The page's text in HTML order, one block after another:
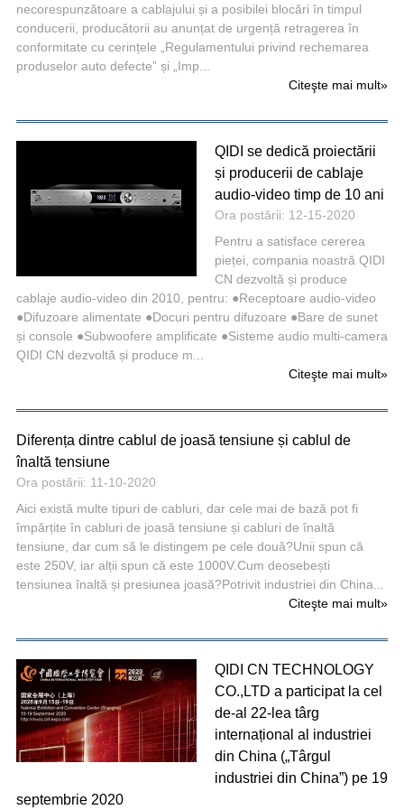
necorespunzătoare a cablajului și a posibilei blocări în timpul
conducerii, producătorii au anunțat de urgență retragerea în
conformitate cu cerințele „Regulamentului privind rechemarea
produselor auto defecte” și „Imp...
Citeşte mai mult»
QIDI se dedică proiectării
și producerii de cablaje
audio-video timp de 10 ani
Ora postării: 12-15-2020
Pentru a satisface cererea
pieței, compania noastră QIDI
CN dezvoltă și produce
cablaje audio-video din 2010, pentru: ●Receptoare audio-video
●Difuzoare alimentate ●Docuri pentru difuzoare ●Bare de sunet
și console ●Subwoofere amplificate ●Sisteme audio multi-camera
QIDI CN dezvoltă și produce m...
Citeşte mai mult»
Diferența dintre cablul de joasă tensiune și cablul de
înaltă tensiune
Ora postării: 11-10-2020
Aici există multe tipuri de cabluri, dar cele mai de bază pot fi
împărțite în cabluri de joasă tensiune și cabluri de înaltă
tensiune, dar cum să le distingem pe cele două?Unii spun că
este 250V, iar alții spun că este 1000V.Cum deosebești
tensiunea înaltă și presiunea joasă?Potrivit industriei din China...
Citeşte mai mult»
QIDI CN TECHNOLOGY
CO.,LTD a participat la cel
de-al 22-lea târg
internațional al industriei
din China („Târgul
industriei din China”) pe 19
septembrie 2020